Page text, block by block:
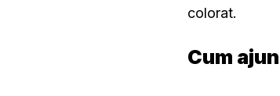
colorat.
Cum